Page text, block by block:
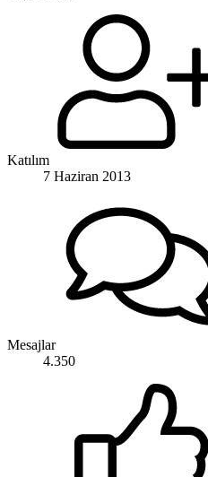
Katılım
7 Haziran 2013
Mesajlar
4.350